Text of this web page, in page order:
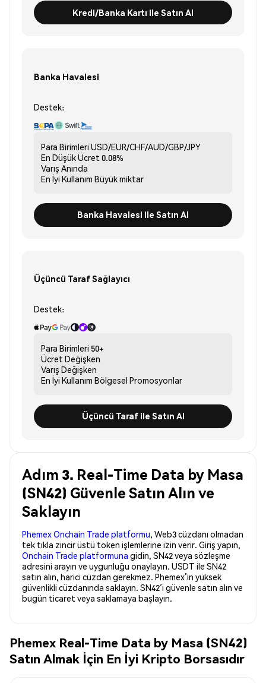
Kredi/Banka Kartı ile Satın Al
Banka Havalesi
Destek:
Para Birimleri USD/EUR/CHF/AUD/GBP/JPY
En Düşük Ücret 0.08%
Varış Anında
En İyi Kullanım Büyük miktar
Banka Havalesi ile Satın Al
Üçüncü Taraf Sağlayıcı
Destek:
Para Birimleri 50+
Ücret Değişken
Varış Değişken
En İyi Kullanım Bölgesel Promosyonlar
Üçüncü Taraf ile Satın Al
Adım 3. Real-Time Data by Masa
(SN42) Güvenle Satın Alın ve
Saklayın
Phemex Onchain Trade platformu, Web3 cüzdanı olmadan
tek tıkla zincir üstü token işlemlerine izin verir. Giriş yapın,
Onchain Trade platformuna gidin, SN42 veya sözleşme
adresini arayın ve uygunluğu onaylayın. USDT ile SN42
satın alın, harici cüzdan gerekmez. Phemex’in yüksek
güvenlikli cüzdanında saklayın. SN42’i güvenle satın alın ve
bugün ticaret veya saklamaya başlayın.
Phemex Real-Time Data by Masa (SN42)
Satın Almak İçin En İyi Kripto Borsasıdır